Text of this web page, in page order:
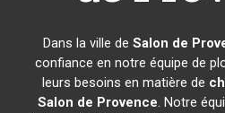
Dans la ville deSalon de
confiance en notre équipe de
leurs besoins en matière de
Salon de Provence. Notre